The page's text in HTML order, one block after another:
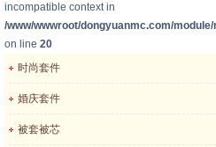
incompatible context in
/www/wwwroot/dongyuanmc.com/
on line 20
时尚套件
婚庆套件
被套被芯